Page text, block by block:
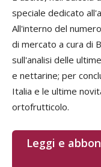
speciale dedicato
All'interno del
di mercato a cura di
sull'analisi delle
e nettarine; per
Italia e le ultime
ortofrutticolo.
Leggi e